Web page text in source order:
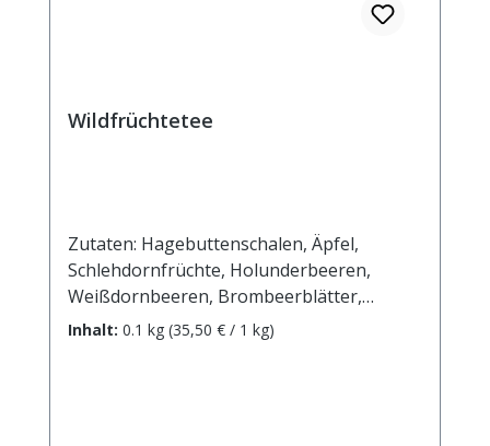
Wildfrüchtetee
Zutaten: Hagebuttenschalen, Äpfel,
Schlehdornfrüchte, Holunderbeeren,
Weißdornbeeren, Brombeerblätter,
Malvenblüten blau, Klatschmohnblüten,
Inhalt: 0.1 kg (35,50 € / 1 kg)